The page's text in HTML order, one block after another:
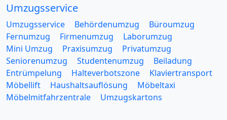
Umzugsservice
Umzugsservice Behördenumzug
Büroumzug
Fernumzug
Firmenumzug
Laborumzug
Mini Umzug
Praxisumzug
Privatumzug
Seniorenumzug
Studentenumzug
Beiladung
Entrümpelung
Halteverbotszone
Klaviertransport
Möbellift
Haushaltsauflösung
Möbeltaxi
Möbelmitfahrzentrale
Umzugskartons